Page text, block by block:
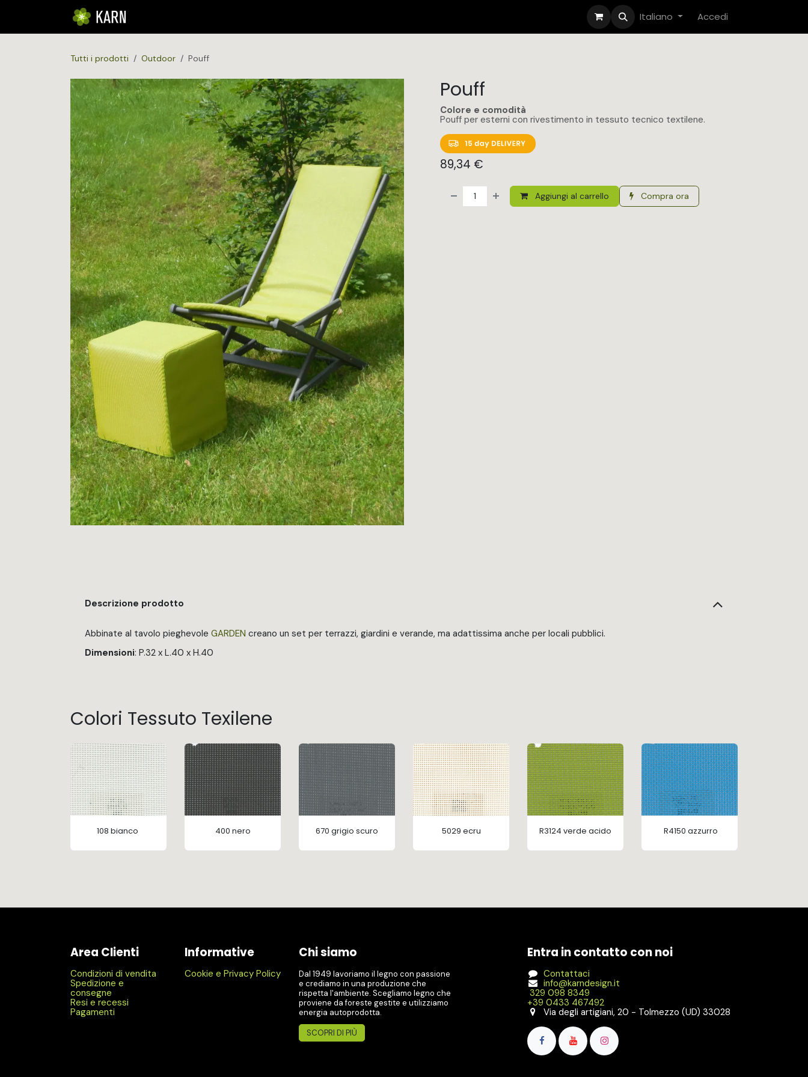
Italiano Accedi
Tutti i prodotti Outdoor Pouff
Pouff
Colore e comodità
Pouff per esterni con rivestimento in tessuto tecnico textilene.
89,34 €
Aggiungi al carrello Compra ora
Descrizione prodotto
Abbinate al tavolo pieghevole GARDEN creano un set per terrazzi, giardini e verande, ma adattissima anche per locali pubblici.
Dimensioni: P.32 x L.40 x H.40
Colori Tessuto Texilene
108 bianco 400 nero 670 grigio scuro 5029 ecru R3124 verde acido R4150 azzurro
Area Clienti
Condizioni di vendita
Spedizione e
consegne
Resi e recessi
Pagamenti
Informative
Cookie e Privacy Policy
Chi siamo
Dal 1949 lavoriamo il legno con passione
e crediamo in una produzione che
rispetta l'ambiente. Scegliamo legno che
proviene da foreste gestite e utilizziamo
energia autoprodotta.
SCOPRI DI PIÙ
Entra in contatto con noi
Contattaci
info@karndesign.it
329 098 8349
+39 0433 467492
Via degli artigiani, 20 - Tolmezzo (UD) 33028